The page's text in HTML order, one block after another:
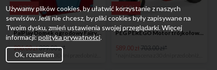
-28%
PalPlay Domek ogrodowy Fairy House -28%
286.00 zł399.00 zł*
-16%
PEG PEREGO Motor trójkołowy Ducati Desmosedici -16%
589.00 zł703.00 zł*
Używamy plików cookies, by ułatwić korzystanie z naszych
serwisów. Jeśli nie chcesz, by pliki cookies były zapisywane na
Twoim dysku, zmień ustawienia swojej przeglądarki. Więcej
informacji:polityka prywatności.
Ok, rozumiem